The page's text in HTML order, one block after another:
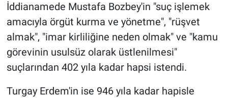
İddianamede Mustafa Bozbey'in "suç işlemek
amacıyla örgüt kurma ve yönetme", "rüşvet
almak", "imar kirliliğine neden olmak" ve "kamu
görevinin usulsüz olarak üstlenilmesi"
suçlarından 402 yıla kadar hapsi istendi.
Turgay Erdem'in ise 946 yıla kadar hapisle